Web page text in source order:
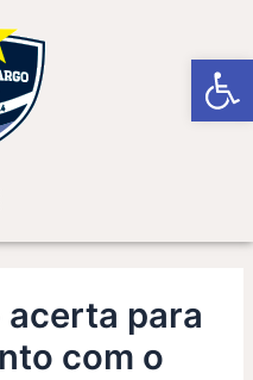
acerta para
com o